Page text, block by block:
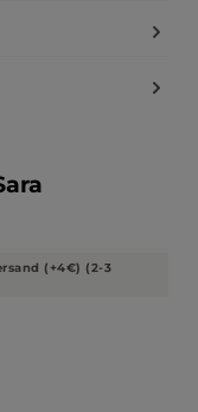
Sternen
(+4€) (2-3